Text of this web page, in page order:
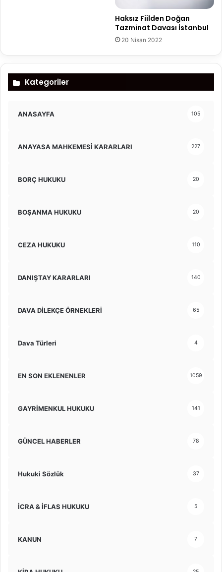
Haksız Fiilden Doğan
Tazminat Davası İstanbul
20 Nisan 2022
Kategoriler
ANASAYFA 105
ANAYASA MAHKEMESİ KARARLARI 227
BORÇ HUKUKU 20
BOŞANMA HUKUKU 20
CEZA HUKUKU 110
DANIŞTAY KARARLARI 140
DAVA DİLEKÇE ÖRNEKLERİ 65
Dava Türleri 4
EN SON EKLENENLER 1059
GAYRİMENKUL HUKUKU 141
GÜNCEL HABERLER 78
Hukuki Sözlük 37
İCRA & İFLAS HUKUKU 5
KANUN 7